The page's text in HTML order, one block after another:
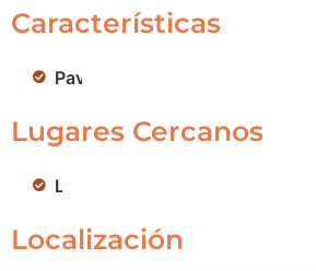
Características
Pavimento
Lugares Cercanos
Liceo
Localización